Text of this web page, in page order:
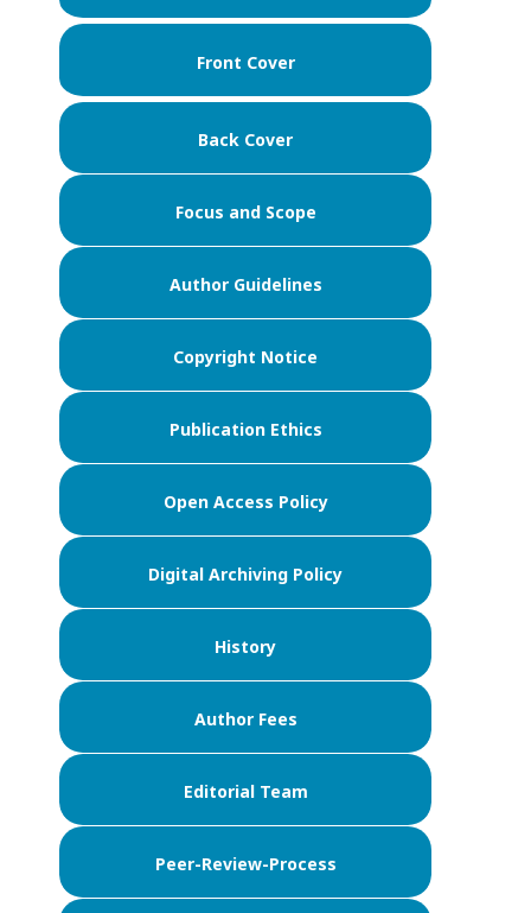
Front Cover
Back Cover
Focus and Scope
Author Guidelines
Copyright Notice
Publication Ethics
Open Access Policy
Digital Archiving Policy
History
Author Fees
Editorial Team
Peer-Review-Process